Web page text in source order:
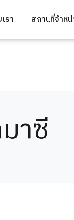
รา สถานที่จำห
าซี